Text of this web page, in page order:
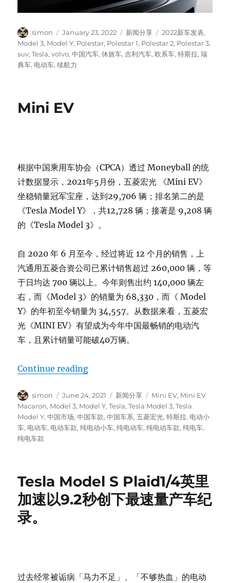
Author
simon
Posted
on
January 23, 2022 Categories
新闻分享 Tags
2022新车发表,
Model 3, Model Y, Polestar, Polestar 1, Polestar 2, Polestar 3,
suv,Tesla,volvo,中国汽车,休旅车,吉利汽车,欧系车,特斯拉,瑞
典车, 电动车,续航力
Mini EV
根据中国乘用车协会（CPCA）透过 Moneyball 的统
计数据显示，2021年5月份，五菱宏光 《Mini EV》
坐稳销量冠军宝座，达到29,706 辆；排名第二的是
《Tesla Model Y》，共12,728 辆；接著是 9,208 辆
的《Tesla Model 3》。
自 2020 年 6 月至今，经过将近 12 个月的销售，上
汽通用五菱合资公司已累计销售超过 260,000 辆，等
于日均达 700 辆以上。今年则售出约 140,000 辆左
右，而《Model 3》的销量为 68,330，而《 Model
Y》的年初至今销量为 34,557。从数据来看，五菱宏
光《MINI EV》有望成为今年中国最畅销的电动汽
车，且累计销量可能破40万辆。
Continue reading“Mini EV”
Author
simon
Posted
on
June 24, 2021 Categories
新闻分享 Tags
Mini EV, Mini EV
Macaron, Model 3, Model Y,Tesla,Tesla Model 3,Tesla
Model Y,中国市场,中国车款,中国车系,五菱宏光,特斯拉, 电动小
车, 电动车, 电动车款,纯电动小车,纯电动车,纯电动车款,纯电车,
纯电车款
Tesla Model S Plaid1/4英里
加速以9.2秒创下最速量产车纪
录。
过去经常被诟病「马力不足」、「不够热血」的电动